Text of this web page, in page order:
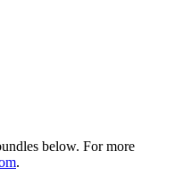
below. For more
.